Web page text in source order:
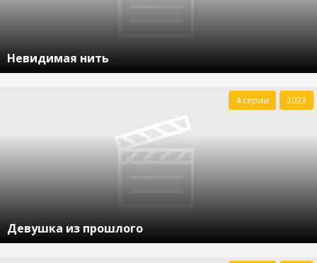
Невидимая нить
Девушка из прошлого
4 серии 2023